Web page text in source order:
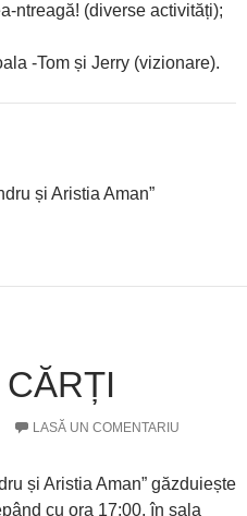
ntreagă! (diverse activități);
-Tom și Jerry (vizionare).
și Aristia Aman”
LASĂ UN COMENTARIU
și Aristia Aman” găzduiește
cu ora 17:00, în sala